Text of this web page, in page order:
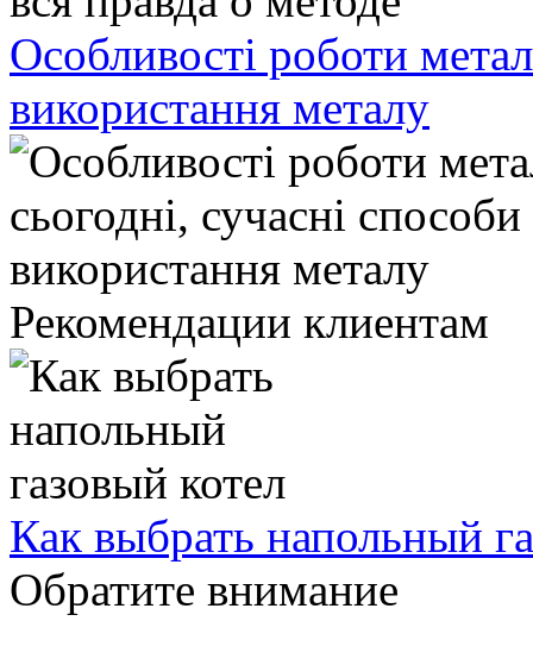
Особливості роботи
використання металу
Рекомендации клиентам
Как выбрать напольный
Обратите внимание